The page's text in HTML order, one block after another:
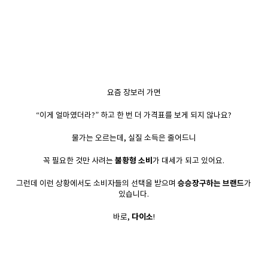
요즘 장보러 가면
“이게 얼마였더라?” 하고 한 번 더 가격표를 보게 되지 않나요?
물가는 오르는데, 실질 소득은 줄어드니
꼭 필요한 것만 사려는불황형 소비가 대세가 되고 있어요.
그런데 이런 상황에서도 소비자들의 선택을 받으며승승장구하는 브랜드가
있습니다.
바로, 다이소!